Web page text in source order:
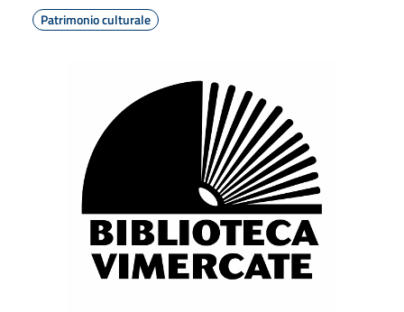
Patrimonio culturale